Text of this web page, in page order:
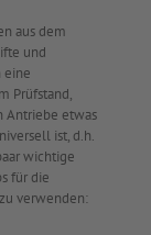
aus dem
und
eine
Prüfstand,
Antriebe etwas
ist, d.h.
wichtige
für die
verwenden: